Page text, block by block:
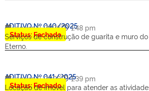
ADITIVO Nº 040/2025
janeiro 9, 2026 1:48 pm
Status: Fechado
Serviços de construção de guarita e muro
Eterno.
ADITIVO Nº 041/2025
janeiro 9, 2026 1:39 pm
Status: Fechado
Locação de imóvel para atender as